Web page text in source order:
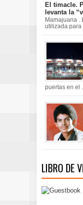
El timacle.
levanta la
Mamajuana .
utilizada para
puertas en el ...
LIBRO DE